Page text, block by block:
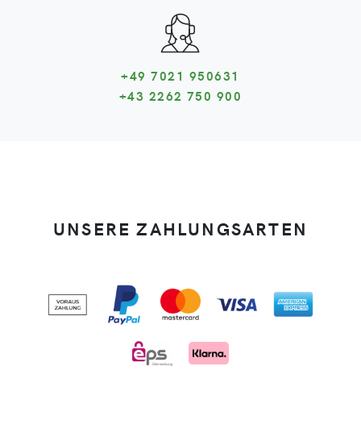
+49 7021 950631
+43 2262 750 900
UNSERE ZAHLUNGSARTEN